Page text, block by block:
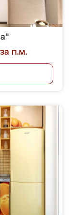
п.м.